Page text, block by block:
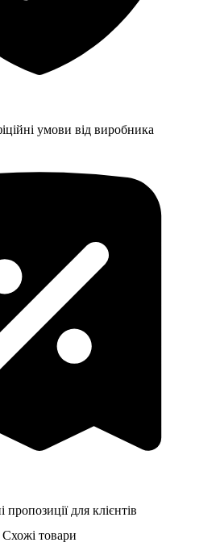
умови від виробника
пропозиції для клієнтів
Схожі товари